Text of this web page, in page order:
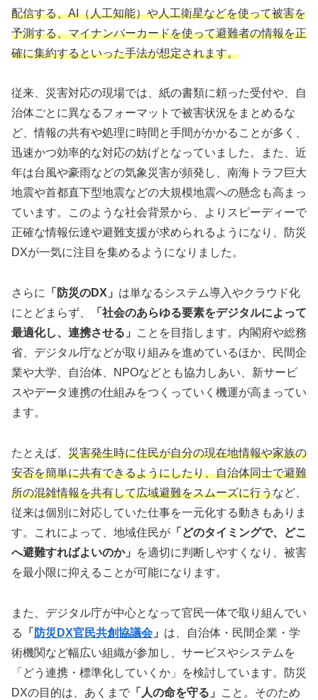
配信する、AI（人工知能）や人工衛星などを使って被害を
予測する、マイナンバーカードを使って避難者の情報を正
確に集約するといった手法が想定されます。
従来、災害対応の現場では、紙の書類に頼った受付や、自
治体ごとに異なるフォーマットで被害状況をまとめるな
ど、情報の共有や処理に時間と手間がかかることが多く、
迅速かつ効率的な対応の妨げとなっていました。また、近
年は台風や豪雨などの気象災害が頻発し、南海トラフ巨大
地震や首都直下型地震などの大規模地震への懸念も高まっ
ています。このような社会背景から、よりスピーディーで
正確な情報伝達や避難支援が求められるようになり、防災
DXが一気に注目を集めるようになりました。
さらに 「防災のDX」 は単なるシステム導入やクラウド化
にとどまらず、
「社会のあらゆる要素をデジタルによって
最適化し、連携させる」
ことを目指します。内閣府や総務
省、デジタル庁などが取り組みを進めているほか、民間企
業や大学、自治体、NPOなどとも協力しあい、新サービ
スやデータ連携の仕組みをつくっていく機運が高まってい
ます。
たとえば、 災害発生時に住民が自分の現在地情報や家族の
安否を簡単に共有できるようにしたり、自治体同士で避難
所の混雑情報を共有して広域避難をスムーズに行うなど、
従来は個別に対応していた仕事を一元化する動きもありま
す。これによって、地域住民が 「どのタイミングで、どこ
へ避難すればよいのか」
を適切に判断しやすくなり、被害
を最小限に抑えることが可能になります。
また、デジタル庁が中心となって官民一体で取り組んでい
る
「 防災DX官民共創協議会」 は、自治体・民間企業・学
術機関など幅広い組織が参加し、サービスやシステムを
「どう連携・標準化していくか」を検討しています。防災
DXの目的は、あくまで 「人の命を守る」 こと。そのため